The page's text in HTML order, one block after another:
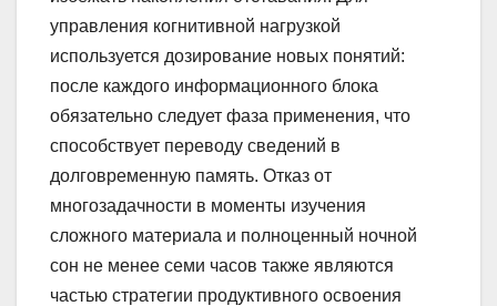
управления когнитивной нагрузкой
используется дозирование новых понятий:
после каждого информационного блока
обязательно следует фаза применения, что
способствует переводу сведений в
долговременную память. Отказ от
многозадачности в моменты изучения
сложного материала и полноценный ночной
сон не менее семи часов также являются
частью стратегии продуктивного освоения